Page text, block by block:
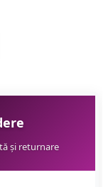
și returnare